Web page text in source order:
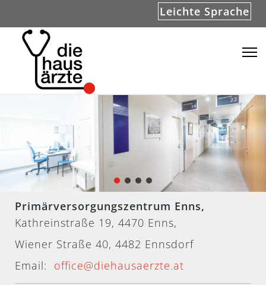
Leichte Sprache
Primärversorgungszentrum Enns,
Kathreinstraße 19, 4470 Enns,
Wiener Straße 40, 4482 Ennsdorf
Email: office@diehausaerzte.at